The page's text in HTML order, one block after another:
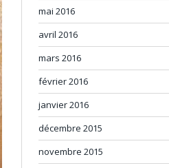
mai 2016
avril 2016
mars 2016
février 2016
janvier 2016
décembre 2015
novembre 2015